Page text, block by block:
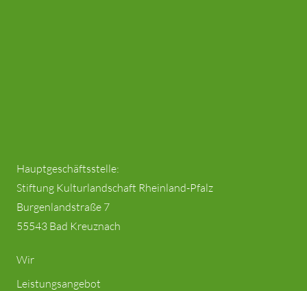
Hauptgeschäftsstelle:
Stiftung Kulturlandschaft Rheinland-Pfalz
Burgenlandstraße 7
55543 Bad Kreuznach
Wir
Leistungsangebot